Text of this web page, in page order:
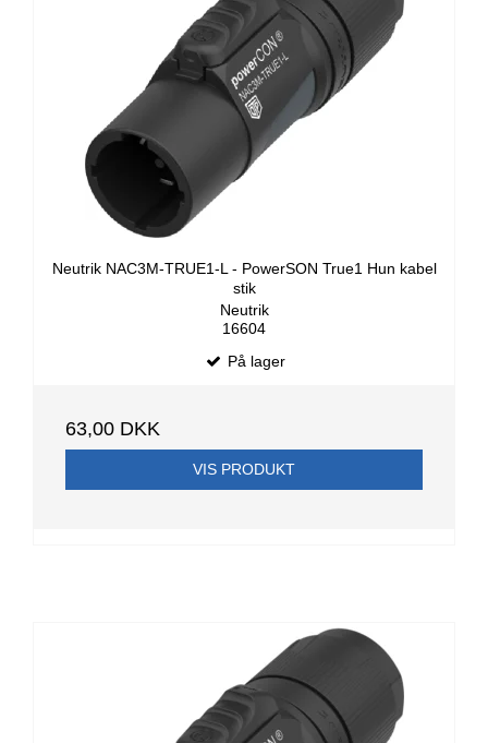
Neutrik NAC3M-TRUE1-L - PowerSON True1 Hun kabel
stik
Neutrik
16604
På lager
63,00 DKK
VIS PRODUKT